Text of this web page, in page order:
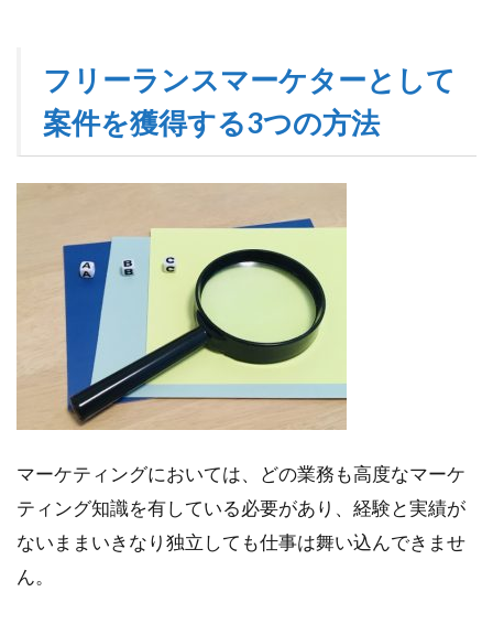
ラ
ン
ス
マ
得
る3
の
方
フリーランスマーケターとして
案件を獲得する3つの方法
マーケティングにおいては、どの業務も高度なマーケ
ティング知識を有している必要があり、経験と実績が
ないままいきなり独立しても仕事は舞い込んできませ
ん。